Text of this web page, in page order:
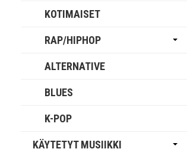
KOTIMAISET
RAP/HIPHOP
ALTERNATIVE
BLUES
K-POP
KÄYTETYT MUSIIKKI